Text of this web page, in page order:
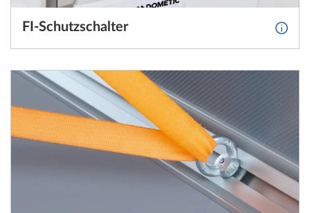
FI-Schutzschalter